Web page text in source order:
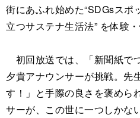
街にあふれ始めた“SDGsスポ
立つサステナ生活法” を体験・
初回放送では、「新聞紙で
夕貴アナウンサーが挑戦。先
す！」と手際の良さを褒めら
サーが、この世に一つしかな